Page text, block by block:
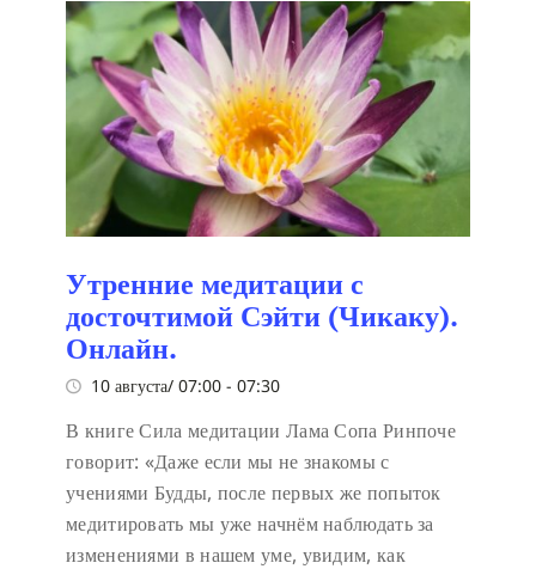
Утренние медитации с
досточтимой Сэйти (Чикаку).
Онлайн.
10 августа/ 07:00 - 07:30
В книге Сила медитации Лама Сопа Ринпоче
говорит: «Даже если мы не знакомы с
учениями Будды, после первых же попыток
медитировать мы уже начнём наблюдать за
изменениями в нашем уме, увидим, как